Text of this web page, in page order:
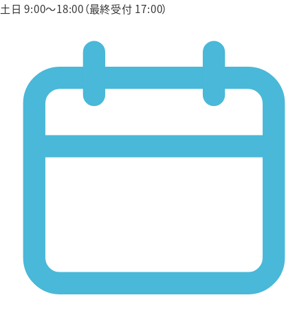
土日 9:00〜18:00（最終受付 17:00）